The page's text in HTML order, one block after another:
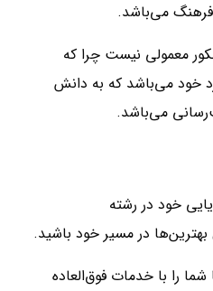
می‌باشد.
معمولی نیست چرا که
خود می‌باشد که به دانش
می‌باشد.
خود در رشته
بهترین‌ها در مسیر خود باشید.
را با خدمات فوق‌العاده